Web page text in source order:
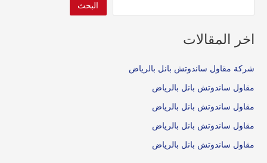
البحث
اخر المقالات
شركة مقاول ساندوتش بانل بالرياض
مقاول ساندوتش بانل بالرياض
مقاول ساندوتش بانل بالرياض
مقاول ساندوتش بانل بالرياض
مقاول ساندوتش بانل بالرياض